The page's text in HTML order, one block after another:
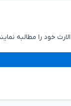
خود را مطالبه